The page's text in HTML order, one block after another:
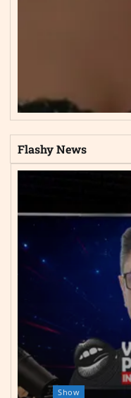
Flashy News
Show